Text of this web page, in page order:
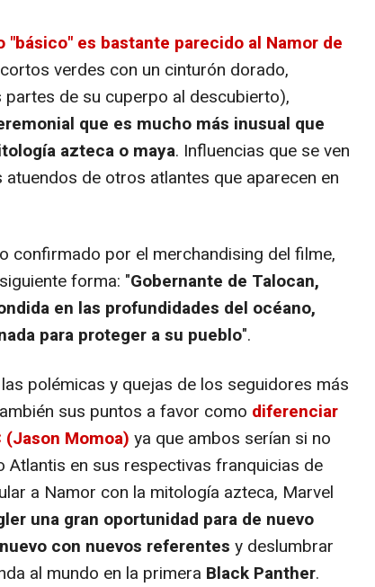
"básico" es bastante parecido al Namor de
verdes con un cinturón dorado,
de su cuperpo al descubierto),
que es mucho más inusual que
azteca o maya. Influencias que se ven
de otros atlantes que aparecen en
confirmado por el merchandising del filme,
forma: "Gobernante de Talocan,
en las profundidades del océano,
para proteger a su pueblo".
polémicas y quejas de los seguidores más
sus puntos a favor como diferenciar
(Jason Momoa) ya que ambos serían si no
Atlantis en sus respectivas franquicias de
a Namor con la mitología azteca, Marvel
una gran oportunidad para de nuevo
con nuevos referentes y deslumbrar
al mundo en la primera Black Panther.